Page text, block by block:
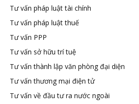
Tư vấn pháp luật tài chính
Tư vấn pháp luật thuế
Tư vấn PPP
Tư vấn sở hữu trí tuệ
Tư vấn thành lập văn phòng đại diện
Tư vấn thương mại điện tử
Tư vấn về đầu tư ra nước ngoài